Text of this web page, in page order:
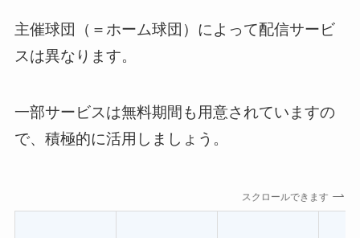
主催球団（＝ホーム球団）によって配信サービ
スは異なります。
一部サービスは無料期間も用意されていますの
で、積極的に活用しましょう。
スクロールできます